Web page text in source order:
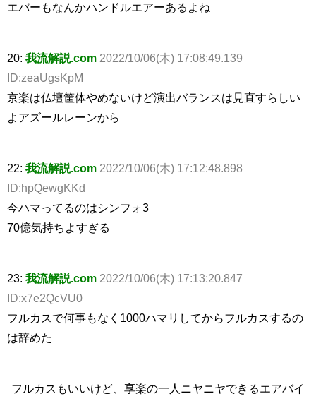
エバーもなんかハンドルエアーあるよね
20: 我流解説.com 2022/10/06(木) 17:08:49.139
ID:zeaUgsKpM
京楽は仏壇筐体やめないけど演出バランスは見直すらしい
よアズールレーンから
22: 我流解説.com 2022/10/06(木) 17:12:48.898
ID:hpQewgKKd
今ハマってるのはシンフォ3
70億気持ちよすぎる
23: 我流解説.com 2022/10/06(木) 17:13:20.847
ID:x7e2QcVU0
フルカスで何事もなく1000ハマリしてからフルカスするの
は辞めた
フルカスもいいけど、享楽の一人ニヤニヤできるエアバイ